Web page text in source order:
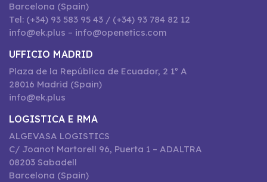
Barcelona (Spain)
Tel: (+34) 93 583 95 43 / (+34) 93 784 82 12
info@ek.plus – info@openetics.com
UFFICIO MADRID
Plaza de la República de Ecuador, 2 1º A
28016 Madrid (Spain)
info@ek.plus
LOGISTICA E RMA
ALGEVASA LOGISTICS
C/ Joanot Martorell 96, Puerta 1 – ADALTRA
08203 Sabadell
Barcelona (Spain)